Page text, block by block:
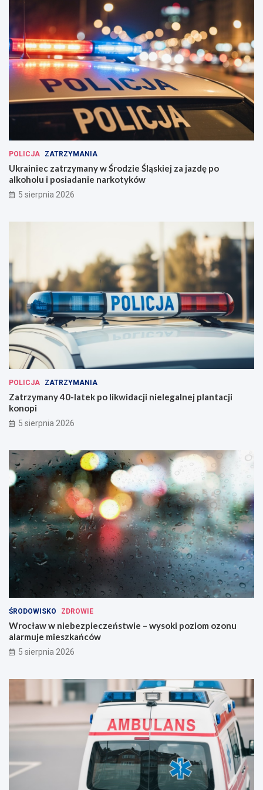
POLICJA ZATRZYMANIA
Ukrainiec zatrzymany w Środzie Śląskiej za jazdę po
alkoholu i posiadanie narkotyków
5 sierpnia 2026
POLICJA ZATRZYMANIA
Zatrzymany 40-latek po likwidacji nielegalnej plantacji
konopi
5 sierpnia 2026
ŚRODOWISKO ZDROWIE
Wrocław w niebezpieczeństwie – wysoki poziom ozonu
alarmuje mieszkańców
5 sierpnia 2026